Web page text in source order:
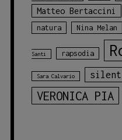
Matteo Bertaccini
natura Nina Melan
Santi rapsodia
Sara Calvario silent
VERONICA PIA